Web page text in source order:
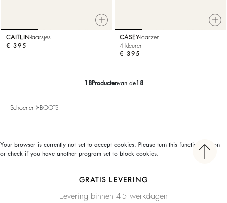
CAITLIN laarsjes
€ 395
CASEY laarzen
4 kleuren
€ 395
18Productenvan de18
Schoenen BOOTS
Your browser is currently not set to accept cookies. Please turn this functionality on
or check if you have another program set to block cookies.
GRATIS LEVERING
Levering binnen 4-5 werkdagen